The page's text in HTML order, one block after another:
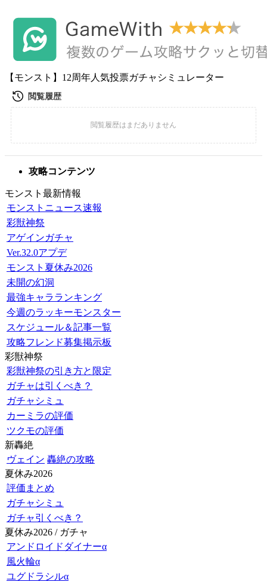
【モンスト】12周年人気投票ガチャシミュレーター
攻略コンテンツ
モンスト最新情報
モンストニュース速報
彩獣神祭
アゲインガチャ
Ver.32.0アプデ
モンスト夏休み2026
未開の幻洞
最強キャラランキング
今週のラッキーモンスター
スケジュール＆記事一覧
攻略フレンド募集掲示板
彩獣神祭
彩獣神祭の引き方と限定
ガチャは引くべき？
ガチャシミュ
カーミラの評価
ツクモの評価
新轟絶
ヴェイン 轟絶の攻略
夏休み2026
評価まとめ
ガチャシミュ
ガチャ引くべき？
夏休み2026 / ガチャ
アンドロイドダイナーα
風火輪α
ユグドラシルα